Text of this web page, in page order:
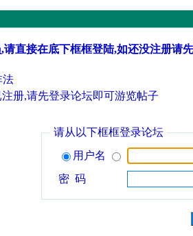
请直接在底下框框登陆,如还没注册请
法
册,请先登录论坛即可游览帖子
请从以下框框登录论坛
用户名
密 码